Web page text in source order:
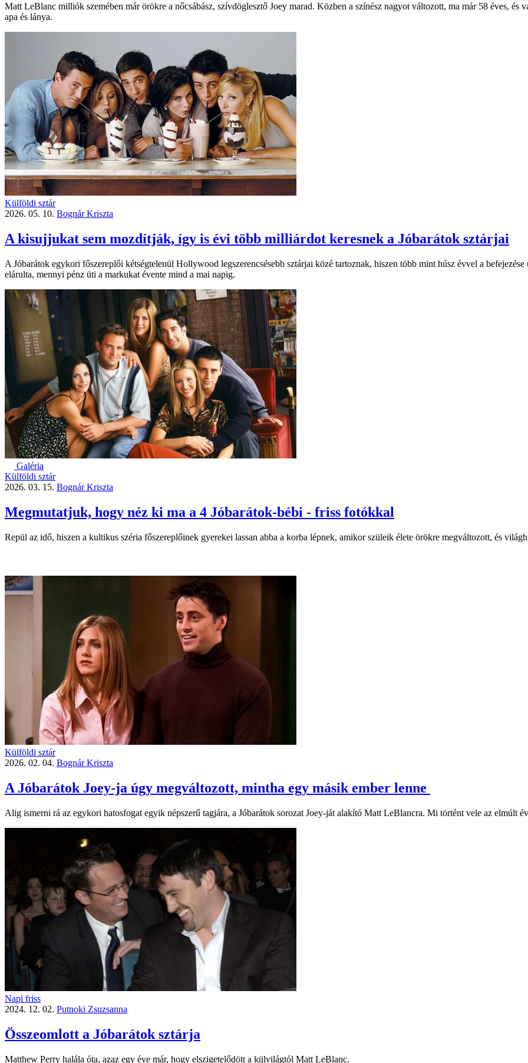
Matt LeBlanc milliók szemében már örökre a nőcsábász, szívdöglesztő Joey marad. Közben a színész nagyot változott, ma már 58 éves, és
apa és lánya.
Külföldi sztár
2026. 05. 10. Bognár Kriszta
A kisujjukat sem mozdítják, így is évi több milliárdot keresnek a Jóbarátok sztárjai
A Jóbarátok egykori főszereplői kétségtelenül Hollywood legszerencsésebb sztárjai közé tartoznak, hiszen több mint húsz évvel a
elárulta, mennyi pénz üti a markukat évente mind a mai napig.
Galéria
Külföldi sztár
2026. 03. 15. Bognár Kriszta
Megmutatjuk, hogy néz ki ma a 4 Jóbarátok-bébi - friss fotókkal
Repül az idő, hiszen a kultikus széria főszerep­lőinek gyerekei lassan abba a korba lépnek, amikor szüleik élete örökre megváltozott, és
Külföldi sztár
2026. 02. 04. Bognár Kriszta
A Jóbarátok Joey-ja úgy megváltozott, mintha egy másik ember lenne
Alig ismerni rá az egykori hatosfogat egyik népszerű tagjára, a Jóbarátok sorozat Joey-ját alakító Matt LeBlancra. Mi történt vele az elmúlt
Napi friss
2024. 12. 02. Putnoki Zsuzsanna
Összeomlott a Jóbarátok sztárja
Matthew Perry halála óta, azaz egy éve már, hogy elszigetelődött a külvilágtól Matt LeBlanc.